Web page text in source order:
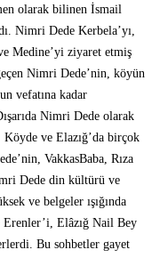
olarak bilinen İsmail
Nimri Dede Kerbela’yı,
Medine’yi ziyaret etmiş
Nimri Dede’nin, köyün
vefatına kadar
Nimri Dede olarak
Köyde ve Elazığ’da birçok
VakkasBaba, Rıza
Dede din kültürü ve
ve belgeler ışığında
Elâzığ Nail Bey
Bu sohbetler gayet